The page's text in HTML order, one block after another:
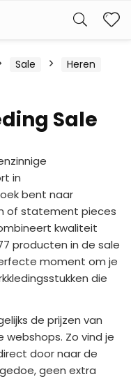
Sale
Heren
Sale
in
bent naar
of statement pieces
kwaliteit
producten in de sale
moment om je
die
de prijzen van
webshops. Zo vind je
door naar de
geen extra